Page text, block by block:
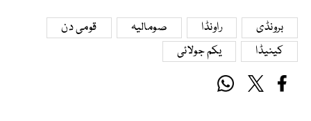
برونڈی راونڈا صومالیہ
قومی دن
کینیڈا
یکم جولائی